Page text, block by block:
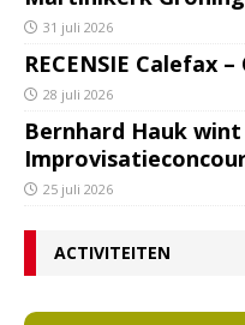
31 juli 2026
RECENSIE Calefax
28 juli 2026
Bernhard Hauk
25 juli 2026
ACTIVITEITEN